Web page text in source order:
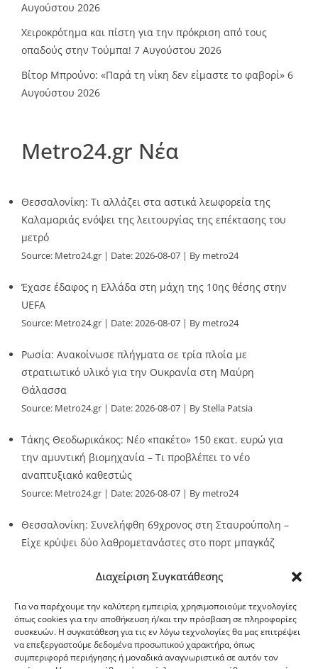
Διαχείριση Συγκατάθεσης
Για να παρέχουμε την καλύτερη εμπειρία, χρησιμοποιούμε τεχνολογίες
όπως cookies για την αποθήκευση ή/και την πρόσβαση σε πληροφορίες
συσκευών. Η συγκατάθεση για τις εν λόγω τεχνολογίες θα μας επιτρέψει
να επεξεργαστούμε δεδομένα προσωπικού χαρακτήρα, όπως
συμπεριφορά περιήγησης ή μοναδικά αναγνωριστικά σε αυτόν τον
Αυγούστου 2026
Χειροκρότημα και πίστη για την πρόκριση από τους
οπαδούς στην Τούμπα! 7 Αυγούστου 2026
Βίτορ Μπρούνο: «Παρά τη νίκη δεν είμαστε το φαβορί» 6
Αυγούστου 2026
Metro24.gr Νέα
Θεσσαλονίκη: Τι αλλάζει στα αστικά λεωφορεία της
Καλαμαριάς ενόψει της λειτουργίας της επέκτασης του
μετρό
Source: Metro24.gr Date: 2026-08-07 By metro24
Έχασε έδαφος η Ελλάδα στη μάχη της 10ης θέσης στην
UEFA
Source: Metro24.gr Date: 2026-08-07 By metro24
Ρωσία: Ανακοίνωσε πλήγματα σε τρία πλοία με
στρατιωτικό υλικό για την Ουκρανία στη Μαύρη
Θάλασσα
Source: Metro24.gr Date: 2026-08-07 By Stella Patsia
Τάκης Θεοδωρικάκος: Νέο «πακέτο» 150 εκατ. ευρώ για
την αμυντική βιομηχανία – Τι προβλέπει το νέο
αναπτυξιακό καθεστώς
Source: Metro24.gr Date: 2026-08-07 By metro24
Θεσσαλονίκη: Συνελήφθη 69χρονος στη Σταυρούπολη –
Είχε κρύψει δύο λαθρομετανάστες στο πορτ μπαγκάζ
G-point.gr